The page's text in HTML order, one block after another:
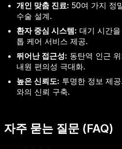
개인 맞춤 진료: 50여 가지 정
수술 설계.
환자 중심 시스템: 대기 시간
톱 케어 서비스 제공.
뛰어난 접근성: 동탄역 인근
내원 편의성 극대화.
높은 신뢰도: 투명한 정보 제
와의 신뢰 구축.
자주 묻는 질문 (FAQ)